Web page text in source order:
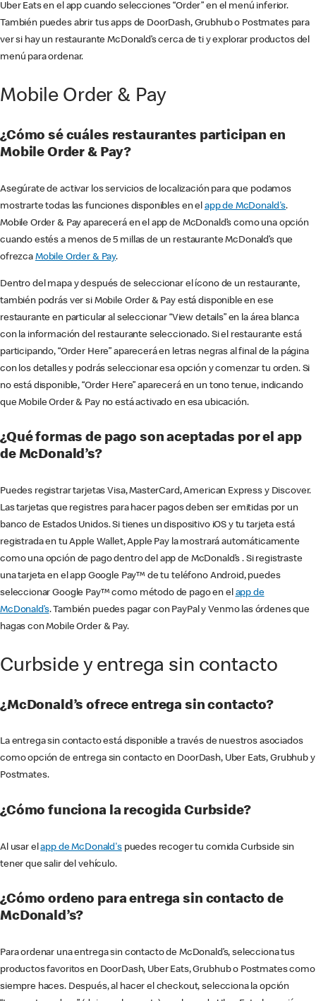
Uber Eats en el app cuando selecciones “Order” en el menú inferior.
También puedes abrir tus apps de DoorDash, Grubhub o Postmates para
ver si hay un restaurante McDonald’s cerca de ti y explorar productos del
menú para ordenar.
Mobile Order & Pay
¿Cómo sé cuáles restaurantes participan en
Mobile Order & Pay?
Asegúrate de activar los servicios de localización para que podamos
mostrarte todas las funciones disponibles en el app de McDonald's.
Mobile Order & Pay aparecerá en el app de McDonald’s como una opción
cuando estés a menos de 5 millas de un restaurante McDonald’s que
ofrezca Mobile Order & Pay.
Dentro del mapa y después de seleccionar el ícono de un restaurante,
también podrás ver si Mobile Order & Pay está disponible en ese
restaurante en particular al seleccionar “View details” en la área blanca
con la información del restaurante seleccionado. Si el restaurante está
participando, “Order Here” aparecerá en letras negras al final de la página
con los detalles y podrás seleccionar esa opción y comenzar tu orden. Si
no está disponible, “Order Here” aparecerá en un tono tenue, indicando
que Mobile Order & Pay no está activado en esa ubicación.
¿Qué formas de pago son aceptadas por el app
de McDonald’s?
Puedes registrar tarjetas Visa, MasterCard, American Express y Discover.
Las tarjetas que registres para hacer pagos deben ser emitidas por un
banco de Estados Unidos. Si tienes un dispositivo iOS y tu tarjeta está
registrada en tu Apple Wallet, Apple Pay la mostrará automáticamente
como una opción de pago dentro del app de McDonald’s . Si registraste
una tarjeta en el app Google Pay™ de tu teléfono Android, puedes
seleccionar Google Pay™ como método de pago en el app de
McDonald’s. También puedes pagar con PayPal y Venmo las órdenes que
hagas con Mobile Order & Pay.
Curbside y entrega sin contacto
¿McDonald’s ofrece entrega sin contacto?
La entrega sin contacto está disponible a través de nuestros asociados
como opción de entrega sin contacto en DoorDash, Uber Eats, Grubhub y
Postmates.
¿Cómo funciona la recogida Curbside?
Al usar elapp de McDonald'spuedes recoger tu comida Curbside sin
tener que salir del vehículo.
¿Cómo ordeno para entrega sin contacto de
McDonald’s?
Para ordenar una entrega sin contacto de McDonald’s, selecciona tus
productos favoritos en DoorDash, Uber Eats, Grubhub o Postmates como
siempre haces. Después, al hacer el checkout, selecciona la opción